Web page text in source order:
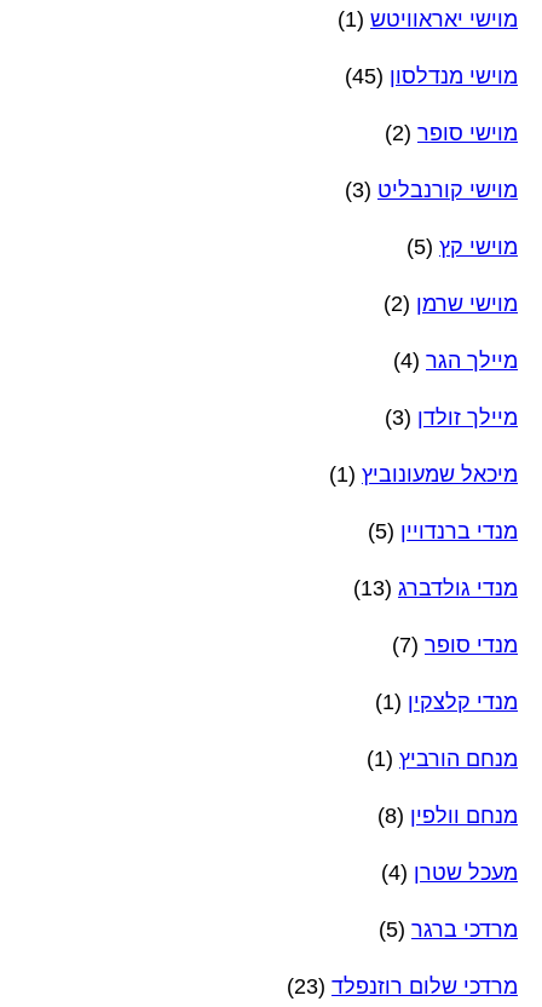
מוישי יאראוויטש (1)
מוישי מנדלסון (45)
מוישי סופר (2)
מוישי קורנבליט (3)
מוישי קץ (5)
מוישי שרמן (2)
מיילך הגר (4)
מיילך זולדן (3)
מיכאל שמעונוביץ (1)
מנדי ברנדויין (5)
מנדי גולדברג (13)
מנדי סופר (7)
מנדי קלצקין (1)
מנחם הורביץ (1)
מנחם וולפין (8)
מעכל שטרן (4)
מרדכי ברגר (5)
מרדכי שלום רוזנפלד (23)